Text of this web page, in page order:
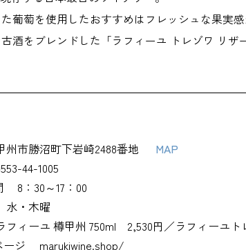
葡萄を使用したおすすめはフレッシュな果実
酒をブレンドした「ラフィーユ トレゾワ リザ
州市勝沼町下岩崎2488番地
MAP
44-1005
8：30～17：00
水・木曜
フィーユ 樽甲州 750ml 2,530円／ラフィーユ
ージ
marukiwine.shop/